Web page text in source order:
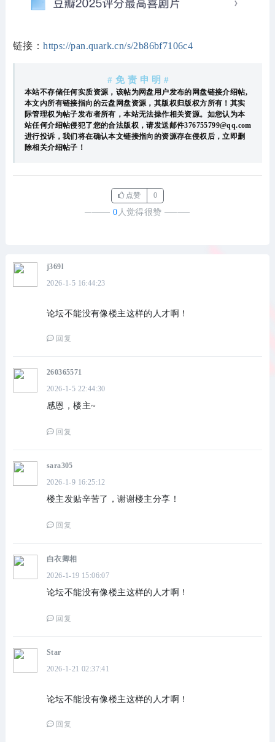
链接：https://pan.quark.cn/s/2b86bf7106c4
# 免 责 申 明 #
本站不存储任何实质资源，该帖为网盘用户发布的网盘链接介绍帖,
本文内所有链接指向的云盘网盘资源，其版权归版权方所有！其实
际管理权为帖子发布者所有，本站无法操作相关资源。如您认为本
站任何介绍帖侵犯了您的合法版权，请发送邮件376755799@qq.com
进行投诉，我们将在确认本文链接指向的资源存在侵权后，立即删
除相关介绍帖子！
点赞 0
────0 人觉得很赞 ────
j369l
2026-1-5 16:44:23
论坛不能没有像楼主这样的人才啊！
回复
260365571
2026-1-5 22:44:30
感恩，楼主~
回复
sara305
2026-1-9 16:25:12
楼主发贴辛苦了，谢谢楼主分享！
回复
白衣卿相
2026-1-19 15:06:07
论坛不能没有像楼主这样的人才啊！
回复
Star
2026-1-21 02:37:41
论坛不能没有像楼主这样的人才啊！
回复